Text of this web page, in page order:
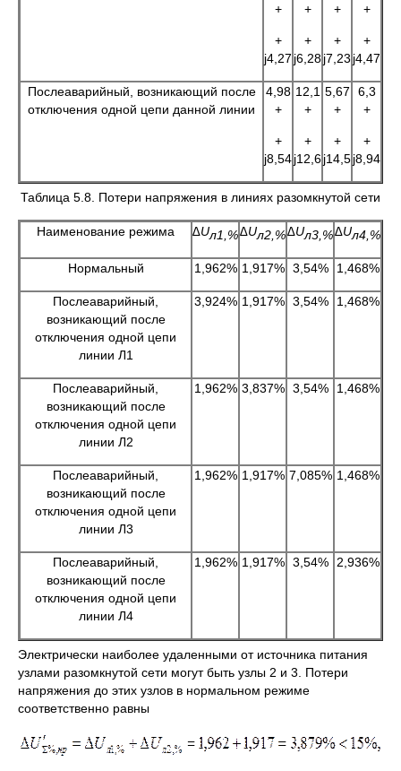
+
+
j4,27
+
+
j6,28
+
+
j7,23
+
+
j4,47
Послеаварийный, возникающий после
отключения одной цепи данной линии
4,98
+
+
j8,54
12,1
+
+
j12,6
5,67
+
+
j14,5
6,3
+
+
j8,94
Таблица 5.8. Потери напряжения в линиях разомкнутой сети
Наименование режима ∆Uл1,%∆Uл2,%∆Uл3,%∆Uл4,%
Нормальный 1,962% 1,917% 3,54% 1,468%
Послеаварийный,
возникающий после
отключения одной цепи
линии Л1
3,924% 1,917% 3,54% 1,468%
Послеаварийный,
возникающий после
отключения одной цепи
линии Л2
1,962% 3,837% 3,54% 1,468%
Послеаварийный,
возникающий после
отключения одной цепи
линии Л3
1,962% 1,917% 7,085% 1,468%
Послеаварийный,
возникающий после
отключения одной цепи
линии Л4
1,962% 1,917% 3,54% 2,936%
Электрически наиболее удаленными от источника питания
узлами разомкнутой сети могут быть узлы 2 и 3. Потери
напряжения до этих узлов в нормальном режиме
соответственно равны